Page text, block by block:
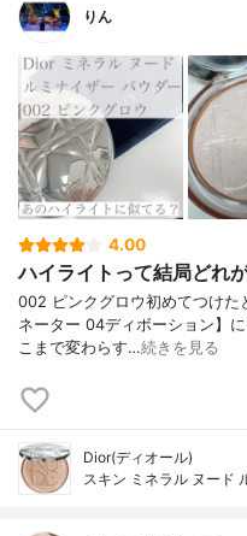
りん
4.00
ハイライトって結局どれ
002 ピンクグロウ初めてつけた
ネーター 04ディボーション】
こまで変わらす…続きを見る
Dior(ディオール)
スキン ミネラル ヌード